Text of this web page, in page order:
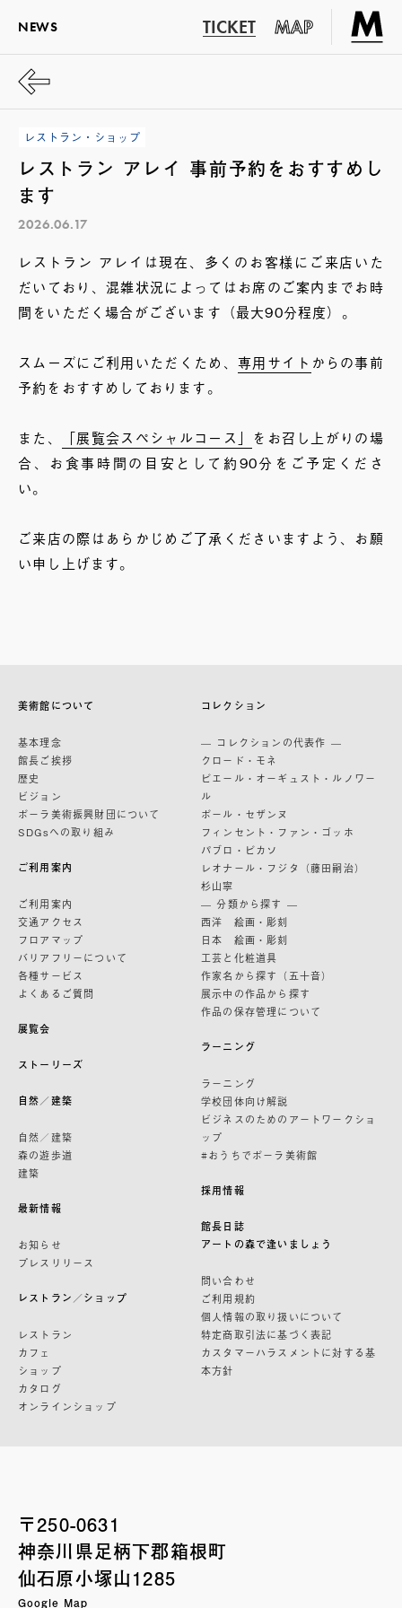
NEWS TICKET MAP
レストラン・ショップ
レストラン アレイ 事前予約をおすすめし
ます
2026.06.17
レストラン アレイは現在、多くのお客様にご来店いた
だいており、混雑状況によってはお席のご案内までお時
間をいただく場合がございます（最大90分程度）。
スムーズにご利用いただくため、 専用サイト からの事前
予約をおすすめしております。
また、 「展覧会スペシャルコース」
をお召し上がりの場
合、お食事時間の目安として約90分をご予定くださ
い。
ご来店の際はあらかじめご了承くださいますよう、お願
い申し上げます。
美術館について
基本理念
館長ご挨拶
歴史
ビジョン
ポーラ美術振興財団について
SDGsへの取り組み
ご利用案内
ご利用案内
交通アクセス
フロアマップ
バリアフリーについて
各種サービス
よくあるご質問
展覧会
ストーリーズ
自然／建築
自然／建築
森の遊歩道
建築
最新情報
お知らせ
プレスリリース
レストラン／ショップ
レストラン
カフェ
ショップ
カタログ
オンラインショップ
コレクション
— コレクションの代表作 —
クロード・モネ
ピエール・オーギュスト・ルノワー
ル
ポール・セザンヌ
フィンセント・ファン・ゴッホ
パブロ・ピカソ
レオナール・フジタ（藤田嗣治）
杉山寧
— 分類から探す —
西洋 絵画・彫刻
日本 絵画・彫刻
工芸と化粧道具
作家名から探す（五十音）
展示中の作品から探す
作品の保存管理について
ラーニング
ラーニング
学校団体向け解説
ビジネスのためのアートワークショ
ップ
#おうちでポーラ美術館
採用情報
館長日誌
アートの森で逢いましょう
問い合わせ
ご利用規約
個人情報の取り扱いについて
特定商取引法に基づく表記
カスタマーハラスメントに対する基
本方針
〒250-0631
神奈川県足柄下郡箱根町
仙石原小塚山1285
Google Map